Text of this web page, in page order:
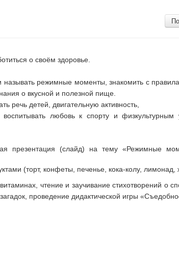
о своём здоровье.
режимные моменты, знакомить с
о вкусной и полезной пище.
речь детей, двигательную активность,
любовь к спорту и физкультурным
презентация (слайд) на тему «Режимные
(торт, конфеты, печенье, кока-колу, лимонад,
чтение и заучивание стихотворений о
проведение дидактической игры